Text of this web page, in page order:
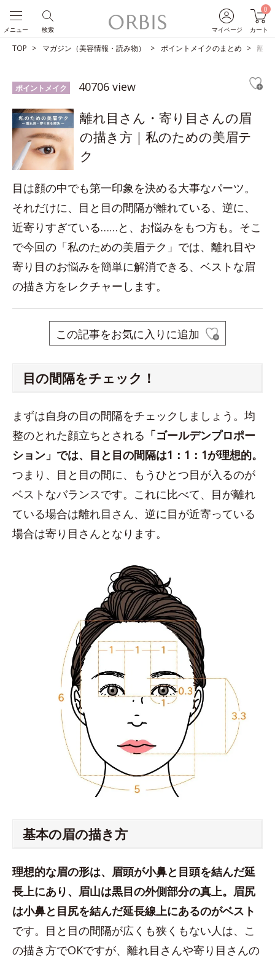
マイページ
0
カート
検索
メニュー
TOP マガジン（美容情報・読み物） ポイントメイクのまとめ 離れ
ポイントメイク 40706 view
離れ目さん・寄り目さんの眉
の描き方｜私のための美眉テ
ク
目は顔の中でも第一印象を決める大事なパーツ。
それだけに、目と目の間隔が離れている、逆に、
近寄りすぎている……と、お悩みをもつ方も。そこ
で今回の「私のための美眉テク」では、離れ目や
寄り目のお悩みを簡単に解消できる、ベストな眉
の描き方をレクチャーします。
この記事をお気に入りに追加
目の間隔をチェック！
まずは自身の目の間隔をチェックしましょう。均
整のとれた顔立ちとされる 「ゴールデンプロポー
ション」では、目と目の間隔は1：1：1が理想的。
つまり、目と目の間に、もうひとつ目が入るのが
ベストなバランスです。これに比べて、目が離れ
ている場合は離れ目さん、逆に目が近寄っている
場合は寄り目さんとなります。
基本の眉の描き方
理想的な眉の形は、眉頭が小鼻と目頭を結んだ延
長上にあり、眉山は黒目の外側部分の真上。眉尻
は小鼻と目尻を結んだ延長線上にあるのがベスト
です。目と目の間隔が広くも狭くもない人は、こ
の描き方でOKですが、離れ目さんや寄り目さんの